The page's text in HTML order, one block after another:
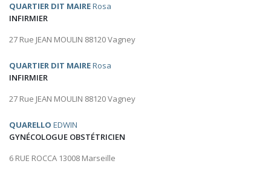
QUARTIER DIT MAIRERosa
INFIRMIER
27 Rue JEAN MOULIN 88120 Vagney
QUARTIER DIT MAIRERosa
INFIRMIER
27 Rue JEAN MOULIN 88120 Vagney
QUARELLO EDWIN
GYNÉCOLOGUE OBSTÉTRICIEN
6 RUE ROCCA 13008 Marseille